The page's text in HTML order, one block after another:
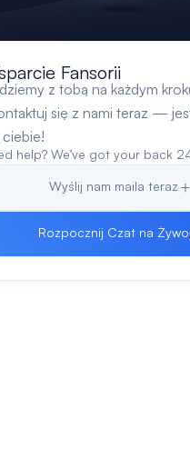
Fansorii
z tobą na każdym
się z nami teraz —
ciebie!
help? We’ve got your back
Wyślij nam maila teraz
Rozpocznij Czat na Żywo